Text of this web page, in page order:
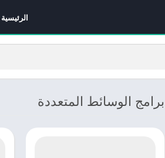
الرئيسية
برامج الوسائط المتعددة